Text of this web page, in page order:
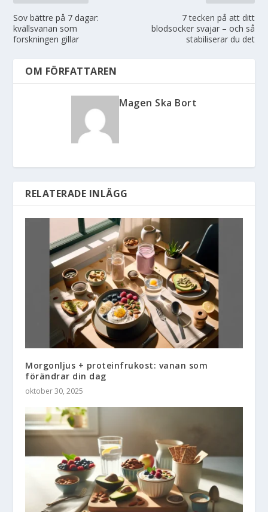
Sov bättre på 7 dagar:
kvällsvanan som
forskningen gillar
7 tecken på att ditt
blodsocker svajar – och så
stabiliserar du det
OM FÖRFATTAREN
Magen Ska Bort
RELATERADE INLÄGG
Morgonljus + proteinfrukost: vanan som
förändrar din dag
oktober 30, 2025